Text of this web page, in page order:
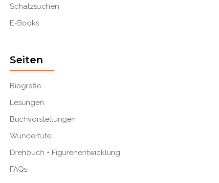
Schatzsuchen
E-Books
Seiten
Biografie
Lesungen
Buchvorstellungen
Wundertüte
Drehbuch + Figurenentwicklung
FAQs